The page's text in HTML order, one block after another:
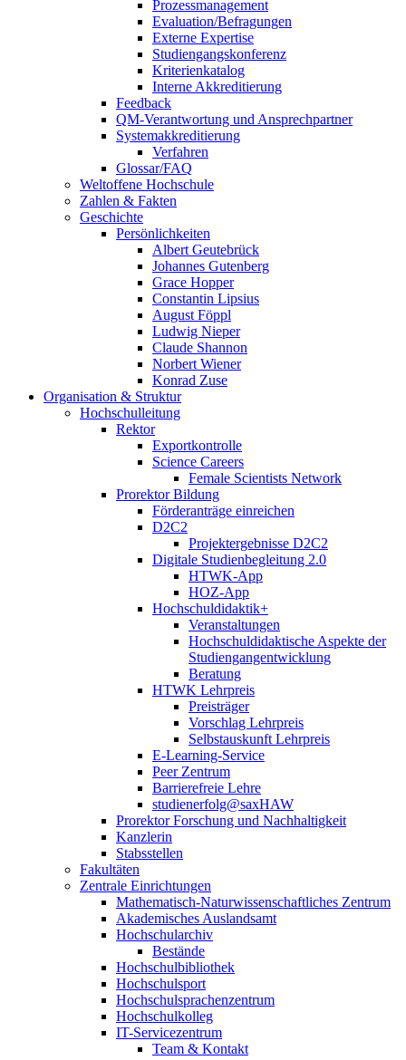
Prozessmanagement
Evaluation/Befragungen
Externe Expertise
Studiengangskonferenz
Kriterienkatalog
Interne Akkreditierung
Feedback
QM-Verantwortung und Ansprechpartner
Systemakkreditierung
Verfahren
Glossar/FAQ
Weltoffene Hochschule
Zahlen & Fakten
Geschichte
Persönlichkeiten
Albert Geutebrück
Johannes Gutenberg
Grace Hopper
Constantin Lipsius
August Föppl
Ludwig Nieper
Claude Shannon
Norbert Wiener
Konrad Zuse
Organisation & Struktur
Hochschulleitung
Rektor
Exportkontrolle
Science Careers
Female Scientists Network
Prorektor Bildung
Förderanträge einreichen
D2C2
Projektergebnisse D2C2
Digitale Studienbegleitung 2.0
HTWK-App
HOZ-App
Hochschuldidaktik+
Veranstaltungen
Hochschuldidaktische Aspekte der
Studiengangentwicklung
Beratung
HTWK Lehrpreis
Preisträger
Vorschlag Lehrpreis
Selbstauskunft Lehrpreis
E-Learning-Service
Peer Zentrum
Barrierefreie Lehre
studienerfolg@saxHAW
Prorektor Forschung und Nachhaltigkeit
Kanzlerin
Stabsstellen
Fakultäten
Zentrale Einrichtungen
Mathematisch-Naturwissenschaftliches Zentrum
Akademisches Auslandsamt
Hochschularchiv
Bestände
Hochschulbibliothek
Hochschulsport
Hochschulsprachenzentrum
Hochschulkolleg
IT-Servicezentrum
Team & Kontakt